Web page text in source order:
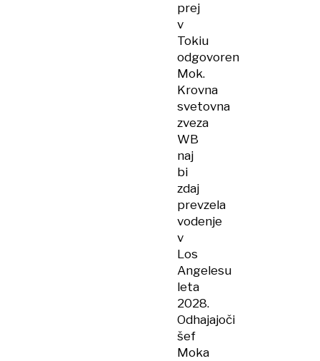
prej
v
Tokiu
odgovoren
Mok.
Krovna
svetovna
zveza
WB
naj
bi
zdaj
prevzela
vodenje
v
Los
Angelesu
leta
2028.
Odhajajoči
šef
Moka